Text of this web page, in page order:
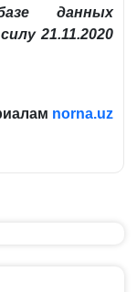
данных
21.11.2020
norna.uz